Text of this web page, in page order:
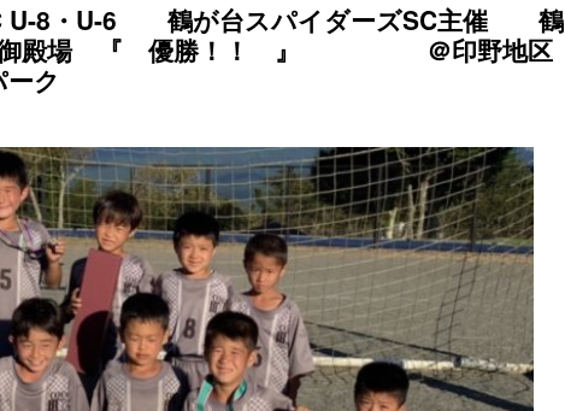
U-8・U-6 鶴が台スパイダーズSC主催 鶴
御殿場 『 優勝！！ 』 ＠印野地区
ク